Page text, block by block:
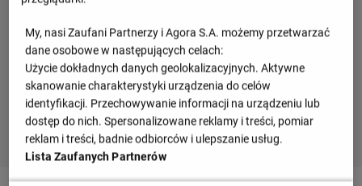
My, nasi Zaufani Partnerzy i Agora S.A. możemy przetwarzać
dane osobowe w następujących celach:
Użycie dokładnych danych geolokalizacyjnych. Aktywne
skanowanie charakterystyki urządzenia do celów
identyfikacji. Przechowywanie informacji na urządzeniu lub
dostęp do nich. Spersonalizowane reklamy i treści, pomiar
reklam i treści, badnie odbiorców i ulepszanie usług.
Lista Zaufanych Partnerów